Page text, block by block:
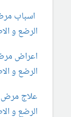
اسباب
الرضع و
اعراض
الرضع و
علاج مرض
الرضع و